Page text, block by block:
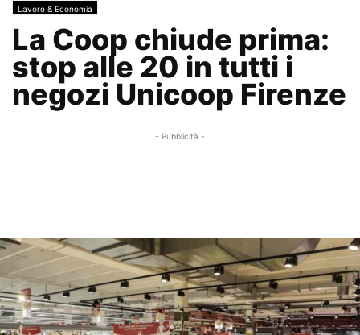
Lavoro & Economia
La Coop chiude prima:
stop alle 20 in tutti i
negozi Unicoop Firenze
- Pubblicità -